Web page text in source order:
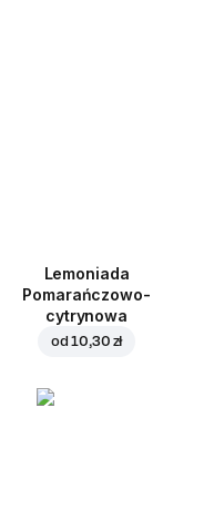
Lemoniada
Pomarańczowo-
cytrynowa
od10,30 zł